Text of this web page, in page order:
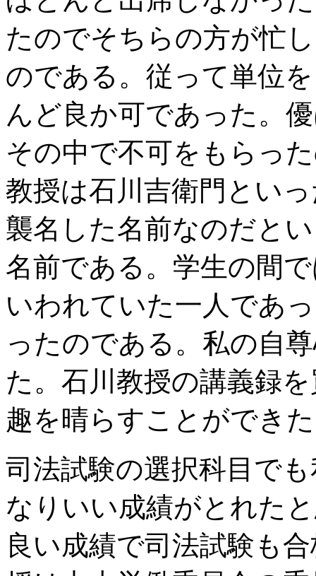
たのでそちらの方が忙
のである。従って単位
んど良か可であった。
その中で不可をもらっ
教授は石川吉衛門とい
襲名した名前なのだと
名前である。学生の間
いわれていた一人であ
ったのである。私の自
た。石川教授の講義録
趣を晴らすことができ
司法試験の選択科目で
なりいい成績がとれた
良い成績で司法試験も